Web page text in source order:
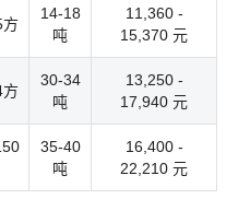
方
14-18
吨
11,360 -
15,370 元
方
30-34
吨
13,250 -
17,940 元
35-40
吨
16,400 -
22,210 元